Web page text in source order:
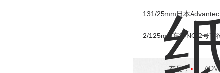
131/25mm日本
2/125mm东洋NO 2号直
产品：